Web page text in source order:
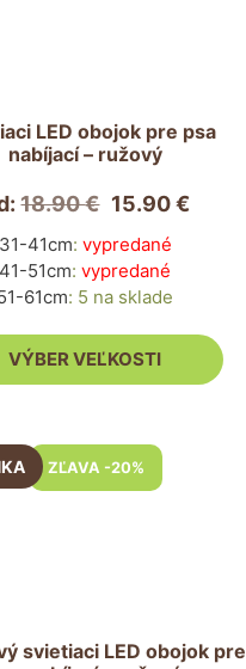
LED obojok pre psa
nabíjací – ružový
18.90€ 15.90€
31-41cm: vypredané
41-51cm:vypredané
61cm: 5 na sklade
VÝBER VEĽKOSTI
ZĽAVA -20%
svietiaci LED obojok pre